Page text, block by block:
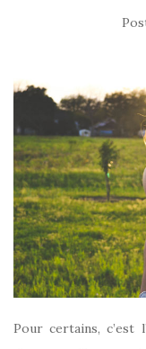
Pour certains, c’est